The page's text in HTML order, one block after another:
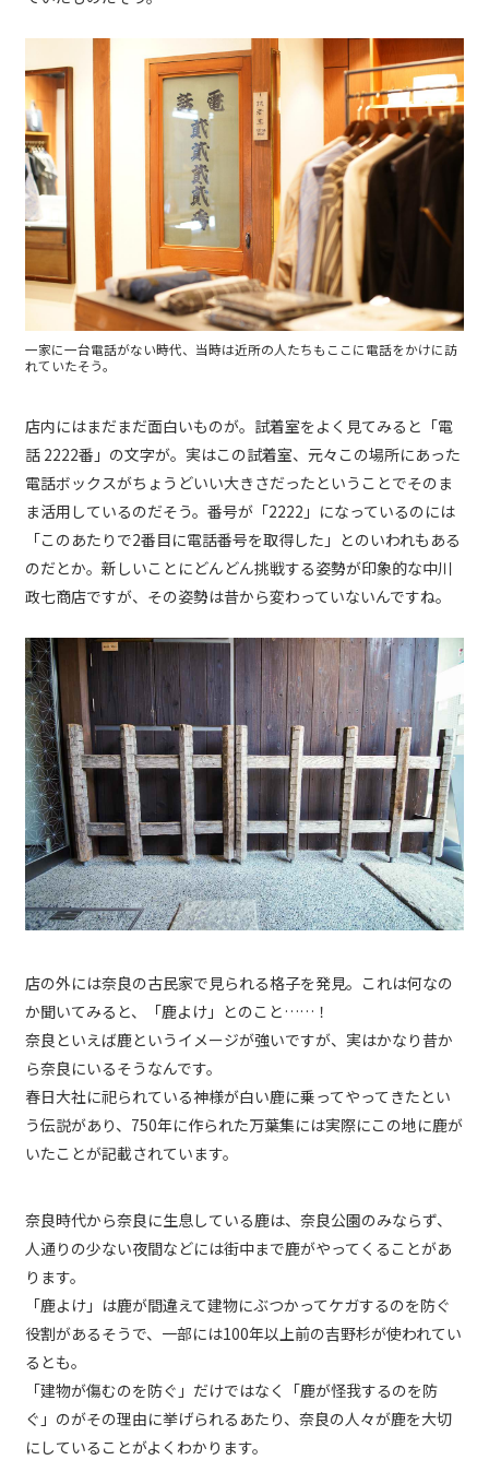
一家に一台電話がない時代、当時は近所の人たちもここに電話をかけに訪
れていたそう。
店内にはまだまだ面白いものが。試着室をよく見てみると「電
話 2222番」の文字が。実はこの試着室、元々この場所にあった
電話ボックスがちょうどいい大きさだったということでそのま
ま活用しているのだそう。番号が「2222」になっているのには
「このあたりで2番目に電話番号を取得した」とのいわれもある
のだとか。新しいことにどんどん挑戦する姿勢が印象的な中川
政七商店ですが、その姿勢は昔から変わっていないんですね。
店の外には奈良の古民家で見られる格子を発見。これは何なの
か聞いてみると、「鹿よけ」とのこと……！
奈良といえば鹿というイメージが強いですが、実はかなり昔か
ら奈良にいるそうなんです。
春日大社に祀られている神様が白い鹿に乗ってやってきたとい
う伝説があり、750年に作られた万葉集には実際にこの地に鹿が
いたことが記載されています。
奈良時代から奈良に生息している鹿は、奈良公園のみならず、
人通りの少ない夜間などには街中まで鹿がやってくることがあ
ります。
「鹿よけ」は鹿が間違えて建物にぶつかってケガするのを防ぐ
役割があるそうで、一部には100年以上前の吉野杉が使われてい
るとも。
「建物が傷むのを防ぐ」だけではなく「鹿が怪我するのを防
ぐ」のがその理由に挙げられるあたり、奈良の人々が鹿を大切
にしていることがよくわかります。